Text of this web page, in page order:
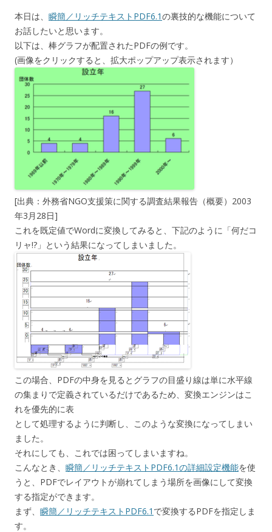
本日は、 瞬簡／リッチテキストPDF6.1の裏技的な機能について
お話したいと思います。
以下は、棒グラフが配置されたPDFの例です。
(画像をクリックすると、拡大ポップアップ表示されます）
[出典：外務省NGO支援策に関する調査結果報告（概要）2003
年3月28日]
これを既定値でWordに変換してみると、下記のように「何だコ
リャ!?」という結果になってしまいました。
この場合、PDFの中身を見るとグラフの目盛り線は単に水平線
の集まりで定義されているだけであるため、変換エンジンはこ
れを優先的に表
として処理するように判断し、このような変換になってしまい
ました。
それにしても、これでは困ってしまいますね。
こんなとき、 瞬簡／リッチテキストPDF6.1の詳細設定機能を使
うと、PDFでレイアウトが崩れてしまう場所を画像にして変換
する指定ができます。
まず、 瞬簡／リッチテキストPDF6.1 で変換するPDFを指定しま
す。